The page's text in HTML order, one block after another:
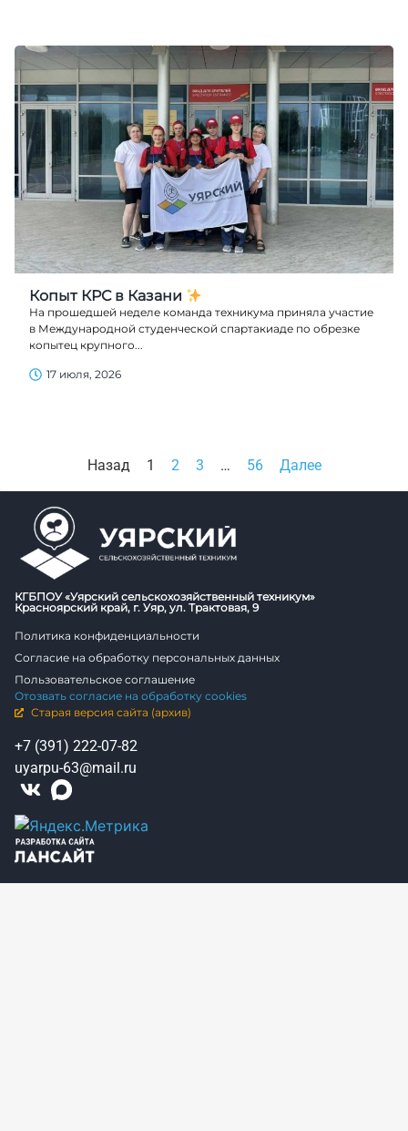
Копыт КРС в Казани
На прошедшей неделе команда техникума приняла участие
в Международной студенческой спартакиаде по обрезке
копытец крупного...
17 июля, 2026
Назад 1 2 3 … 56 Далее
КГБПОУ «Уярский сельскохозяйственный техникум»
Красноярский край, г. Уяр, ул. Трактовая, 9
Политика конфиденциальности
Согласие на обработку персональных данных
Пользовательское соглашение
Отозвать согласие на обработку cookies
Старая версия сайта (архив)
+7 (391) 222-07-82
uyarpu-63@mail.ru